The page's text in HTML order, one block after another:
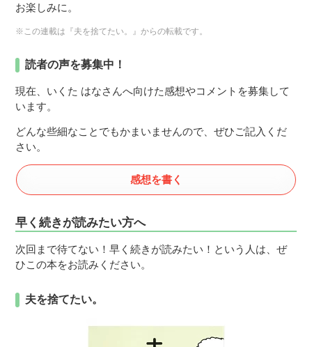
お楽しみに。
※この連載は『夫を捨てたい。』からの転載です。
読者の声を募集中！
現在、いくた はなさんへ向けた感想やコメントを募集して
います。
どんな些細なことでもかまいませんので、ぜひご記入くだ
さい。
感想を書く
早く続きが読みたい方へ
次回まで待てない！早く続きが読みたい！という人は、ぜ
ひこの本をお読みください。
夫を捨てたい。